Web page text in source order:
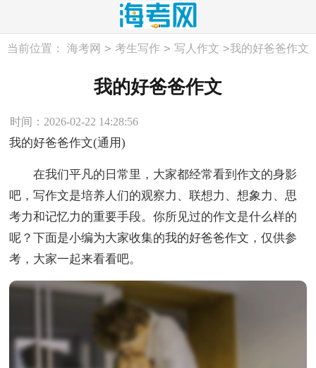
当前位置： 海考网 > 考生写作 > 写人作文 >我的好爸爸作文
我的好爸爸作文
时间：2026-02-22 14:28:56
我的好爸爸作文(通用)
在我们平凡的日常里，大家都经常看到作文的身影
吧，写作文是培养人们的观察力、联想力、想象力、思
考力和记忆力的重要手段。你所见过的作文是什么样的
呢？下面是小编为大家收集的我的好爸爸作文，仅供参
考，大家一起来看看吧。